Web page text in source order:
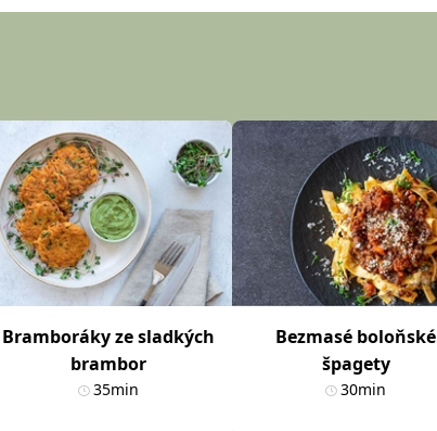
Bramboráky ze sladkých
brambor
35min
Bezmasé boloňské
špagety
30min